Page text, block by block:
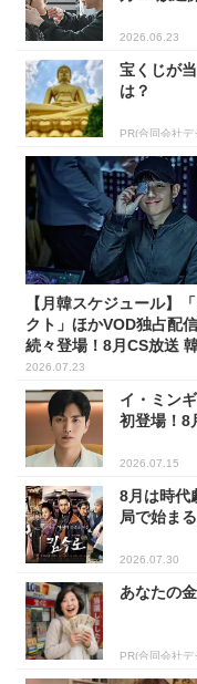
2026.06.23
宝くじが
は？
PR(合同会社
【月韓スケジュール】
クト」ほかVOD独占配
続々登場！8月CS放送
2026.07.23
イ・ミン
初登場！8
2026.07.15
8月は時代
局で始ま
2026.07.30
あなたの
PR(合同会社